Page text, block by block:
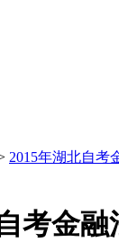
2015年湖北自考
考金